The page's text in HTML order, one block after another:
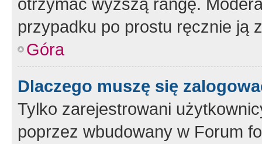
przypadku po prostu ręcznie ją
Góra
Dlaczego muszę się
Tylko zarejestrowani
poprzez wbudowany w Forum